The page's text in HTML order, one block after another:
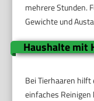
mehrere Stunden.
Gewichte und
Haushalte mit
Bei Tierhaaren hilft
einfaches